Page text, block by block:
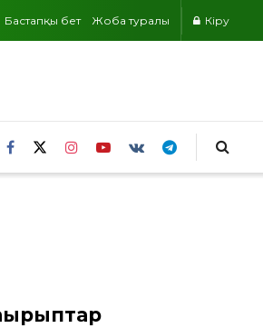
Бастапқы бет Жоба туралы Кіру